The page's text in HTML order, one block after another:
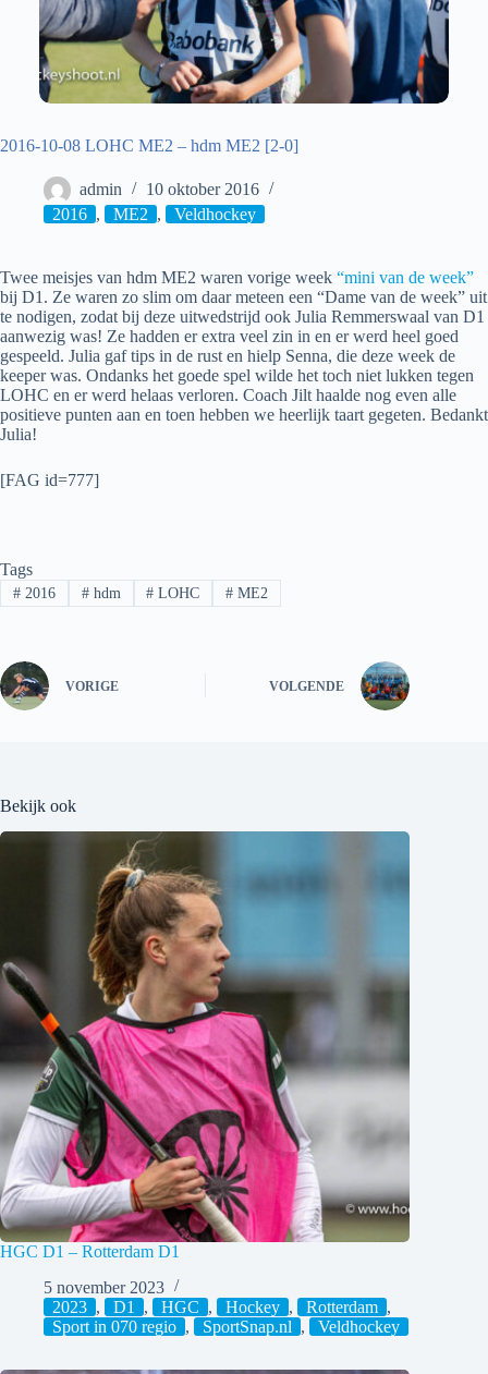
2016-10-08 LOHC ME2 – hdm ME2 [2-0]
admin
10 oktober 2016
2016 , ME2 , Veldhockey
Twee meisjes van hdm ME2 waren vorige week “mini van de week”
bij D1. Ze waren zo slim om daar meteen een “Dame van de week” uit
te nodigen, zodat bij deze uitwedstrijd ook Julia Remmerswaal van D1
aanwezig was! Ze hadden er extra veel zin in en er werd heel goed
gespeeld. Julia gaf tips in de rust en hielp Senna, die deze week de
keeper was. Ondanks het goede spel wilde het toch niet lukken tegen
LOHC en er werd helaas verloren. Coach Jilt haalde nog even alle
positieve punten aan en toen hebben we heerlijk taart gegeten. Bedankt
Julia!
[FAG id=777]
Tags
#2016 #hdm # LOHC # ME2
VORIGE VOLGENDE
Bekijk ook
HGC D1 – Rotterdam D1
5 november 2023
2023 , D1 , HGC , Hockey , Rotterdam ,
Sport in 070 regio , SportSnap.nl , Veldhockey